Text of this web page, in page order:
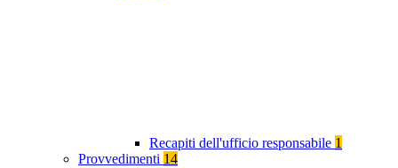
Recapiti dell'ufficio responsabile 1
Provvedimenti 14